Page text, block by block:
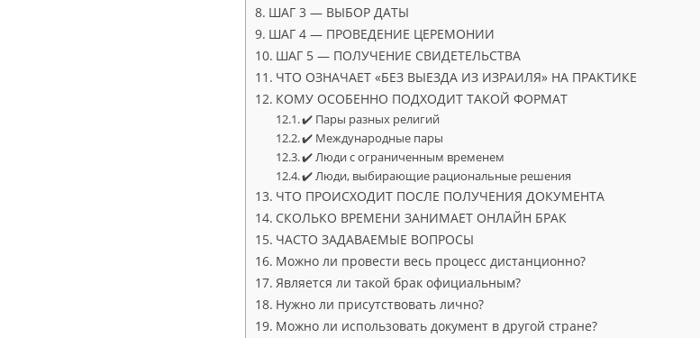
ШАГ 3 — ВЫБОР ДАТЫ
ШАГ 4 — ПРОВЕДЕНИЕ ЦЕРЕМОНИИ
ШАГ 5 — ПОЛУЧЕНИЕ СВИДЕТЕЛЬСТВА
ЧТО ОЗНАЧАЕТ «БЕЗ ВЫЕЗДА ИЗ ИЗРАИЛЯ» НА ПРАКТИКЕ
КОМУ ОСОБЕННО ПОДХОДИТ ТАКОЙ ФОРМАТ
✔️ Пары разных религий
✔️ Международные пары
✔️ Люди с ограниченным временем
✔️ Люди, выбирающие рациональные решения
ЧТО ПРОИСХОДИТ ПОСЛЕ ПОЛУЧЕНИЯ ДОКУМЕНТА
СКОЛЬКО ВРЕМЕНИ ЗАНИМАЕТ ОНЛАЙН БРАК
ЧАСТО ЗАДАВАЕМЫЕ ВОПРОСЫ
Можно ли провести весь процесс дистанционно?
Является ли такой брак официальным?
Нужно ли присутствовать лично?
Можно ли использовать документ в другой стране?